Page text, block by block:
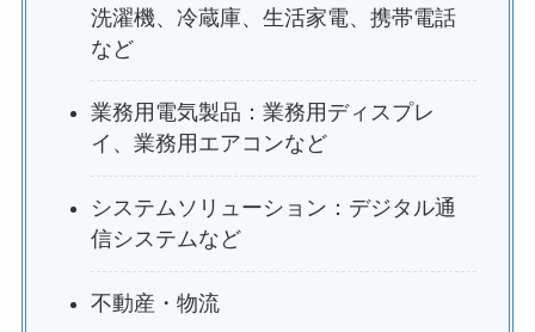
洗濯機、冷蔵庫、生活家電、携帯電話
など
業務用電気製品：業務用ディスプレ
イ、業務用エアコンなど
システムソリューション：デジタル通
信システムなど
不動産・物流